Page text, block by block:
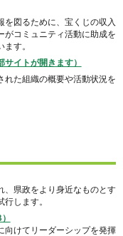
を図るために、宝くじの収入
がコミュニティ活動に助成を
す。
イトが開きます）
れた組織の概要や活動状況を
、県政をより身近なものとす
します。
向けてリーダーシップを発揮